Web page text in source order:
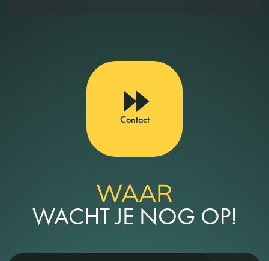
Contact
WAAR
WACHT JE NOG OP!